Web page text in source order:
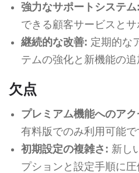
強力なサポートシステム:
できる顧客サービスとサ
継続的な改善: 定期的な
テムの強化と新機能の追
欠点
プレミアム機能へのア
有料版でのみ利用可能で
初期設定の複雑さ: 新し
プションと設定手順に